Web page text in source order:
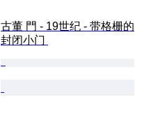
古董 門 - 19世纪 - 带格栅的
封闭小门